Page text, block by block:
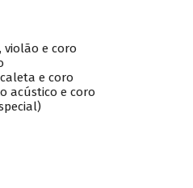
violão e coro
e coro
acústico e coro